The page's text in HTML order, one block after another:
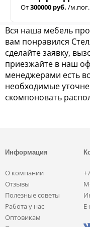
От300000 руб. /м.пог.
Вся наша мебель
вам понравился
сделайте заявку,
приезжайте в наш
менеджерами есть
необходимые
скомпоновать
Информация
О компании
Отзывы
Полезные советы
Работа у нас
Оптовикам